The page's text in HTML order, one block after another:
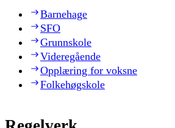
Barnehage
SFO
Grunnskole
Videregående
Opplæring for voksne
Folkehøgskole